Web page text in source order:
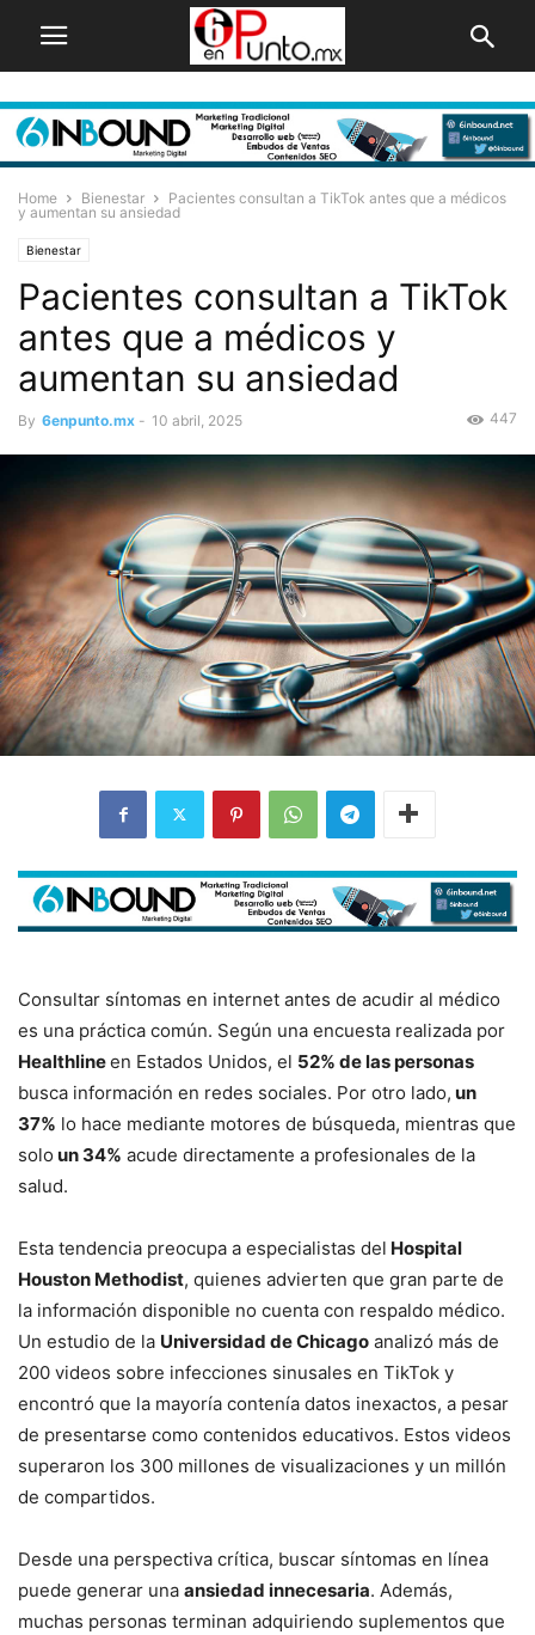
Home Bienestar
Pacientes consultan a TikTok antes que a médicos
y aumentan su ansiedad
Bienestar
Pacientes consultan a TikTok
antes que a médicos y
aumentan su ansiedad
By 6enpunto.mx - 10 abril, 2025 447
Consultar síntomas en internet antes de acudir al médico
es una práctica común. Según una encuesta realizada por
Healthlineen Estados Unidos, el 52% de las personas
busca información en redes sociales. Por otro lado, un
37% lo hace mediante motores de búsqueda, mientras que
solo un 34% acude directamente a profesionales de la
salud.
Esta tendencia preocupa a especialistas del Hospital
Houston Methodist, quienes advierten que gran parte de
la información disponible no cuenta con respaldo médico.
Un estudio de la Universidad de Chicago analizó más de
200 videos sobre infecciones sinusales en TikTok y
encontró que la mayoría contenía datos inexactos, a pesar
de presentarse como contenidos educativos. Estos videos
superaron los 300 millones de visualizaciones y un millón
de compartidos.
Desde una perspectiva crítica, buscar síntomas en línea
puede generar una ansiedad innecesaria. Además,
muchas personas terminan adquiriendo suplementos que